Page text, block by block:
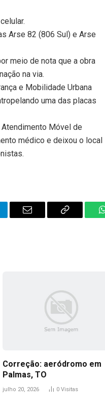
Arse 82 (806 Sul) e Arse
meio de nota que a obra
na via.
e Mobilidade Urbana
uma das placas
Móvel de
médico e deixou o local
Email
Copy
Correção: aeródromo em
Palmas, TO
julho 20, 2026 0 Visitas